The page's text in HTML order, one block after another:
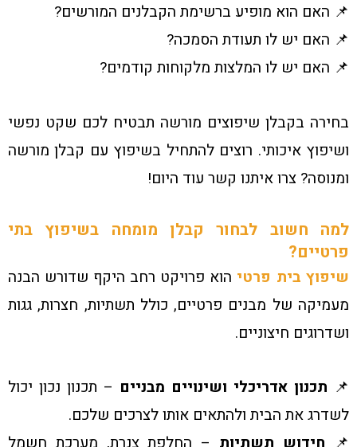
📌 האם הוא מופיע ברשימת הקבלנים המורשים?
📌 האם יש לו תעודת הסמכה?
📌 האם יש לו המלצות מלקוחות קודמים?
בחירה בקבלן שיפוצים מורשה תבטיח לכם שקט נפשי
ושיפוץ איכותי. רוצים להתחיל בשיפוץ עם קבלן מורשה
ומנוסה? צרו איתנו קשר עוד היום!
למה חשוב לבחור קבלן מומחה בשיפוץ בתי
פרטיים?
שיפוץ בית פרטי הוא פרויקט רחב היקף שדורש הבנה
מעמיקה של מבנים פרטיים, כולל תשתיות, חצרות, גגות
ושדרוגים חיצוניים.
📌 תכנון אדריכלי ושינויים מבניים – תכנון נכון יכול
לשדרג את הבית ולהתאים אותו לצרכים שלכם.